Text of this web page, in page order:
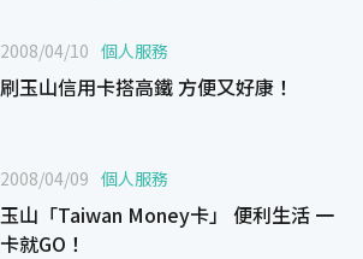
2008/04/10 個人服務
刷玉山信用卡搭高鐵 方便又好康！
2008/04/09 個人服務
玉山「Taiwan Money卡」 便利生活 一
卡就GO！